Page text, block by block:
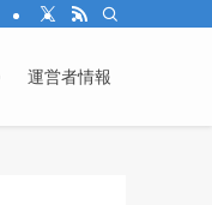
運営者情報